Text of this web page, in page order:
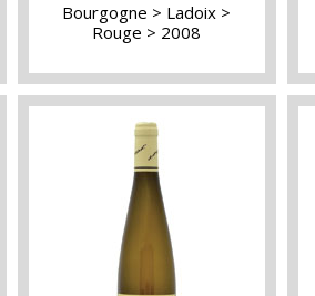
Bourgogne
Ladoix
Rouge
2008